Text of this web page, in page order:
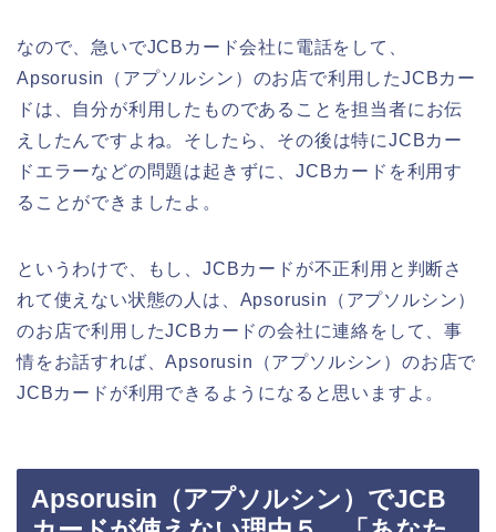
なので、急いでJCBカード会社に電話をして、
Apsorusin（アプソルシン）のお店で利用したJCBカー
ドは、自分が利用したものであることを担当者にお伝
えしたんですよね。そしたら、その後は特にJCBカー
ドエラーなどの問題は起きずに、JCBカードを利用す
ることができましたよ。
というわけで、もし、JCBカードが不正利用と判断さ
れて使えない状態の人は、Apsorusin（アプソルシン）
のお店で利用したJCBカードの会社に連絡をして、事
情をお話すれば、Apsorusin（アプソルシン）のお店で
JCBカードが利用できるようになると思いますよ。
Apsorusin（アプソルシン）でJCB